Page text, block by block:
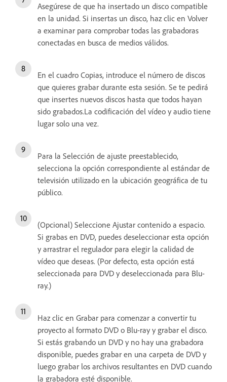
Asegúrese de que ha insertado un disco compatible
en la unidad. Si insertas un disco, haz clic en Volver
a examinar para comprobar todas las grabadoras
conectadas en busca de medios válidos.
En el cuadro Copias, introduce el número de discos
que quieres grabar durante esta sesión. Se te pedirá
que insertes nuevos discos hasta que todos hayan
sido grabados.La codificación del vídeo y audio tiene
lugar solo una vez.
Para la Selección de ajuste preestablecido,
selecciona la opción correspondiente al estándar de
televisión utilizado en la ubicación geográfica de tu
público.
(Opcional) Seleccione Ajustar contenido a espacio.
Si grabas en DVD, puedes deseleccionar esta opción
y arrastrar el regulador para elegir la calidad de
vídeo que deseas. (Por defecto, esta opción está
seleccionada para DVD y deseleccionada para Blu-
ray.)
Haz clic en Grabar para comenzar a convertir tu
proyecto al formato DVD o Blu-ray y grabar el disco.
Si estás grabando un DVD y no hay una grabadora
disponible, puedes grabar en una carpeta de DVD y
luego grabar los archivos resultantes en DVD cuando
la grabadora esté disponible.